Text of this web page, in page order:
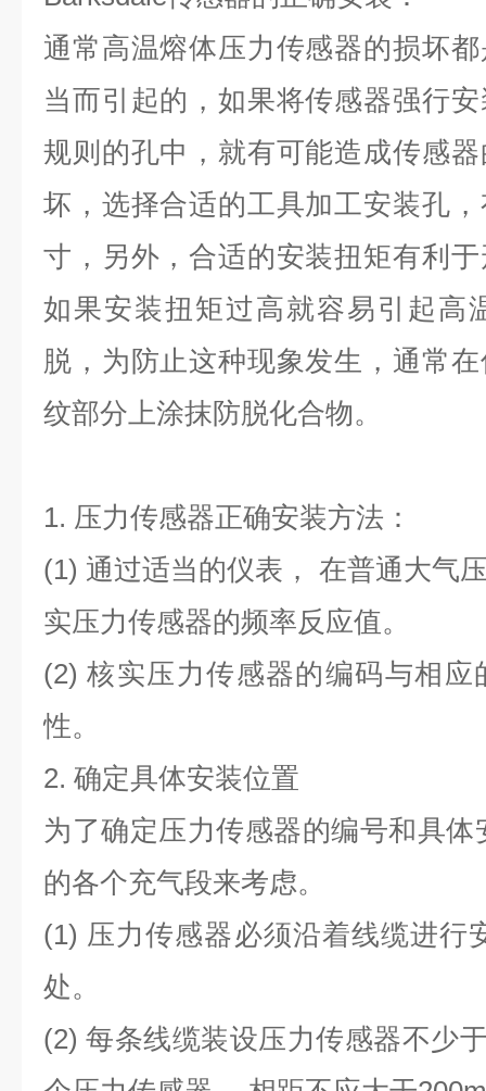
通常高温熔体压力传感器的损坏
当而引起的，如果将传感器强行
规则的孔中，就有可能造成传感
坏，选择合适的工具加工安装孔
寸，另外，合适的安装扭矩有利
如果安装扭矩过高就容易引起高
脱，为防止这种现象发生，通常
纹部分上涂抹防脱化合物。
1. 压力传感器正确安装方法：
(1) 通过适当的仪表， 在普通大气
实压力传感器的频率反应值。
(2) 核实压力传感器的编码与相
性。
2. 确定具体安装位置
为了确定压力传感器的编号和具
的各个充气段来考虑。
(1) 压力传感器必须沿着线缆进行
处。
(2) 每条线缆装设压力传感器不少